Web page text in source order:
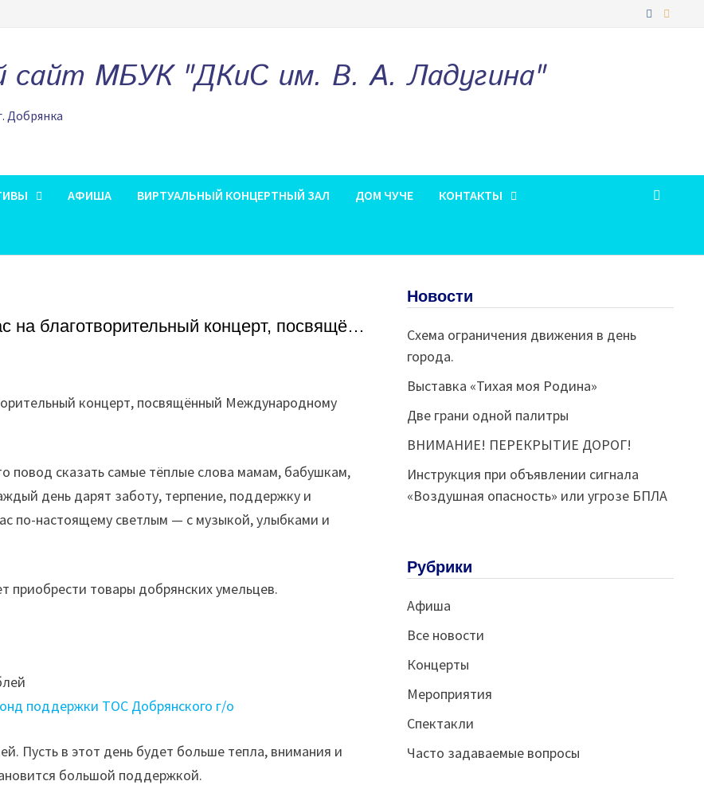
сайт МБУК "ДКиС им. В. А. Ладугина"
Добрянка
АФИША ВИРТУАЛЬНЫЙ КОНЦЕРТНЫЙ ЗАЛ ДОМ ЧУЧЕ КОНТАКТЫ
на благотворительный концерт, посвящё…
концерт, посвящённый Международному
повод сказать самые тёплые слова мамам, бабушкам,
день дарят заботу, терпение, поддержку и
по-настоящему светлым — с музыкой, улыбками и
товары добрянских умельцев.
поддержки ТОС Добрянского г/о
Пусть в этот день будет больше тепла, внимания и
большой поддержкой.
Новости
Схема ограничения движения в день
города.
Выставка «Тихая моя Родина»
Две грани одной палитры
ВНИМАНИЕ! ПЕРЕКРЫТИЕ ДОРОГ!
Инструкция при объявлении сигнала
«Воздушная опасность» или угрозе БПЛА
Рубрики
Афиша
Все новости
Концерты
Мероприятия
Спектакли
Часто задаваемые вопросы